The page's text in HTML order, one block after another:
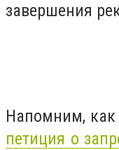
завершения
Напомним, как
петиция о